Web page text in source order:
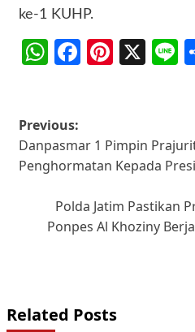
ke-1 KUHP.
WhatsApp
Facebook
X
Post
navigation
Previous:
Danpasmar 1 Pimpin
Penghormatan Kepada
Polda Jatim Pastikan
Ponpes Al Khoziny
Related Posts